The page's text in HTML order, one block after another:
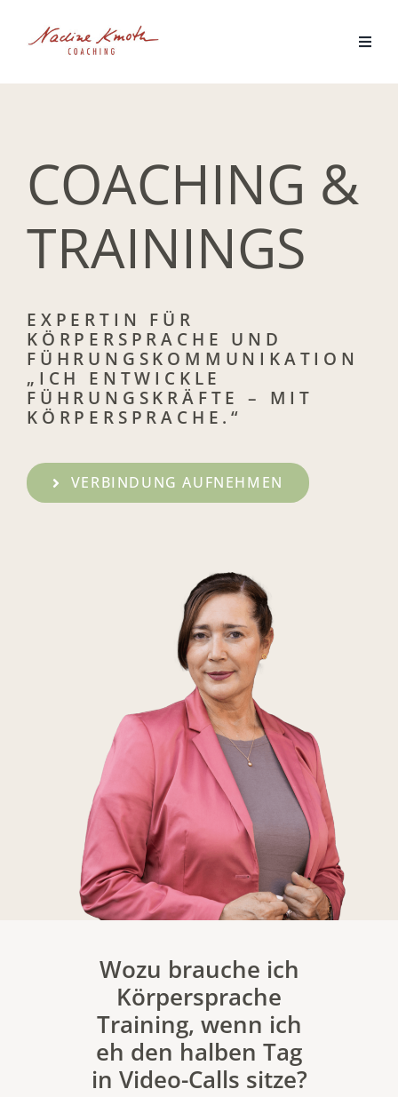
COACHING &
TRAININGS
EXPERTIN FÜR
KÖRPERSPRACHE UND
FÜHRUNGSKOMMUNIKATION
„ICH ENTWICKLE
FÜHRUNGSKRÄFTE – MIT
KÖRPERSPRACHE.“
VERBINDUNG AUFNEHMEN
Wozu brauche ich
Körpersprache
Training, wenn ich
eh den halben Tag
in Video-Calls sitze?